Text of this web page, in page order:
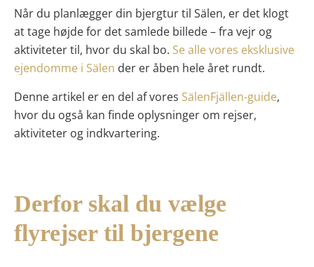
Når du planlægger din bjergtur til Sälen, er det klogt
at tage højde for det samlede billede – fra vejr og
aktiviteter til, hvor du skal bo. Se alle vores eksklusive
ejendomme i Sälen der er åben hele året rundt.
Denne artikel er en del af vores SälenFjällen-guide,
hvor du også kan finde oplysninger om rejser,
aktiviteter og indkvartering.
Derfor skal du vælge
flyrejser til bjergene